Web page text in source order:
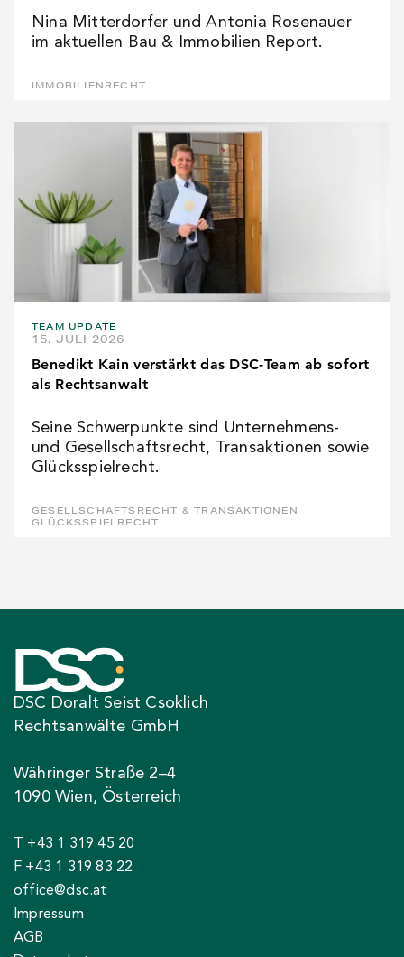
Nina Mitterdorfer und Antonia Rosenauer
im aktuellen Bau & Immobilien Report.
IMMOBILIENRECHT
TEAM UPDATE
15. JULI 2026
Benedikt Kain verstärkt das DSC-Team ab sofort
als Rechtsanwalt
Seine Schwerpunkte sind Unternehmens-
und Gesellschaftsrecht, Transaktionen sowie
Glücksspielrecht.
GESELLSCHAFTSRECHT & TRANSAKTIONEN
GLÜCKSSPIELRECHT
DSC Doralt Seist Csoklich
Rechtsanwälte GmbH
Währinger Straße 2–4
1090 Wien, Österreich
T +43 1 319 45 20
F +43 1 319 83 22
office@dsc.at
Impressum
AGB